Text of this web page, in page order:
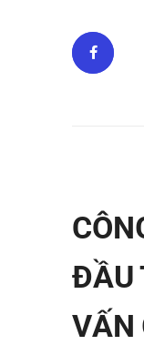
ĐẦU
VẤN